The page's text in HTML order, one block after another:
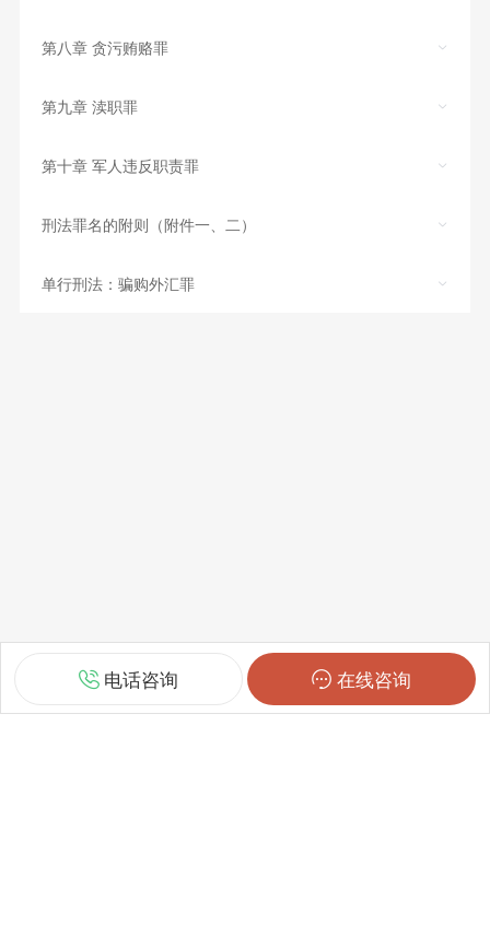
电话咨询 在线咨询
第八章 贪污贿赂罪
第九章 渎职罪
第十章 军人违反职责罪
刑法罪名的附则（附件一、二）
单行刑法：骗购外汇罪